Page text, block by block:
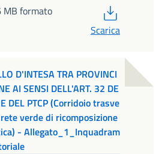
MB formato
Scarica
D'INTESA TRA PROVINCI
AI SENSI DELL'ART. 32 DE
DEL PTCP (Corridoio trasve
verde di ricomposizione
- Allegato_1_Inquadram